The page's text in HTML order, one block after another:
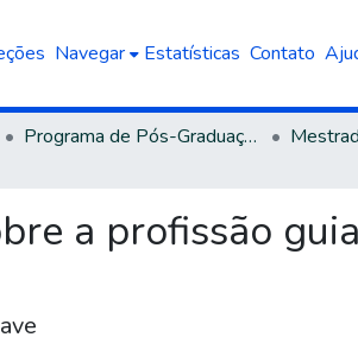
Navegar Estatísticas Contato
Programa de Pós-Graduação em Turismo e Hospitalidade
a profissão